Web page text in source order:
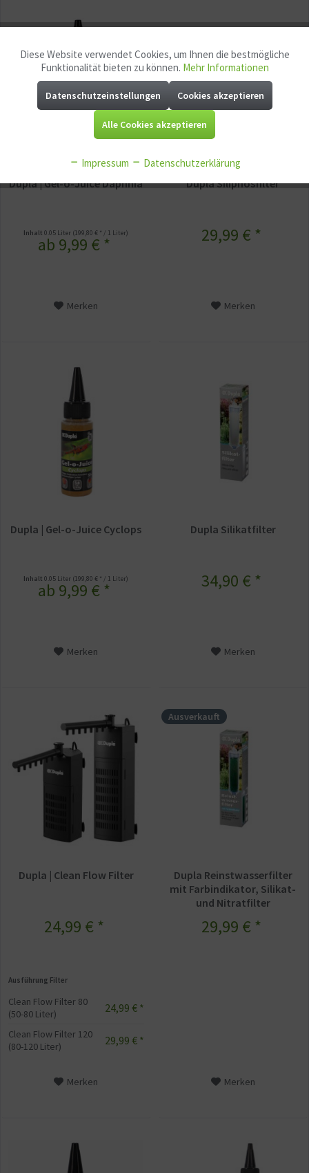
Dupla | Gel-o-Juice Daphnia
Inhalt0.05 Liter (199,80 € * / 1 Liter)
ab 9,99 € *
Merken
Dupla Siliphosfilter
29,99 € *
Merken
Dupla | Gel-o-Juice Cyclops
Inhalt0.05 Liter (199,80 € * / 1 Liter)
ab 9,99 € *
Merken
Dupla Silikatfilter
34,90 € *
Merken
Dupla | Clean Flow Filter
24,99 € *
Ausführung Filter
Clean Flow Filter 80
(50-80 Liter)
24,99 € *
Clean Flow Filter 120
(80-120 Liter)
29,99 € *
Merken
Ausverkauft
Dupla Reinstwasserfilter
mit Farbindikator, Silikat-
und Nitratfilter
29,99 € *
Merken
Funktionale Aktiv
Marketing Aktiv
Service Aktiv
Diese Website verwendet Cookies, um Ihnen die bestmögliche
Funktionalität bieten zu können. Mehr Informationen
Datenschutzeinstellungen Cookies akzeptieren
Alle Cookies akzeptieren
Impressum Datenschutzerklärung